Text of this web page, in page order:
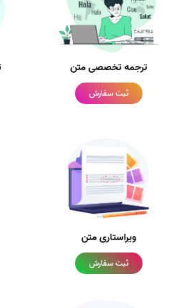
ترجمه تخصصی متن
ثبت سفارش
ویراستاری متن
ثبت سفارش